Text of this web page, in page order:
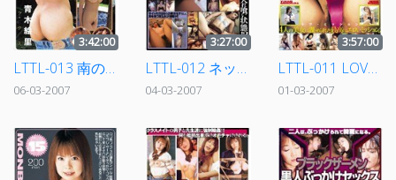
3:42:00
LTTL-013 南の島でイキまくり！ バリの休日
06-03-2007
3:27:00
LTTL-012 ネットナンパで本当に素人は釣れるのか？ 密着3時間SPECIAL
04-03-2007
3:57:00
LTTL-011 LOVE MISSION
01-03-2007